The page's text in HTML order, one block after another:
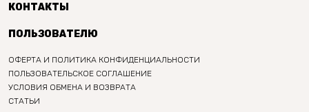
КОНТАКТЫ
ПОЛЬЗОВАТЕЛЮ
ОФЕРТА И ПОЛИТИКА КОНФИДЕНЦИАЛЬНОСТИ
ПОЛЬЗОВАТЕЛЬСКОЕ СОГЛАШЕНИЕ
УСЛОВИЯ ОБМЕНА И ВОЗВРАТА
СТАТЬИ